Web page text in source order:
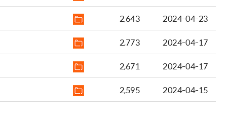
2,643
2024-04-23
2,773
2024-04-17
2,671
2024-04-17
2,595
2024-04-15